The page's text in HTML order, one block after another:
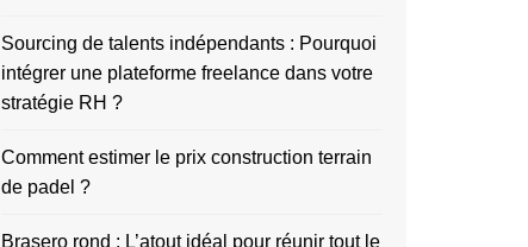
Sourcing de talents indépendants : Pourquoi
intégrer une plateforme freelance dans votre
stratégie RH ?
Comment estimer le prix construction terrain
de padel ?
Brasero rond : L’atout idéal pour réunir tout le